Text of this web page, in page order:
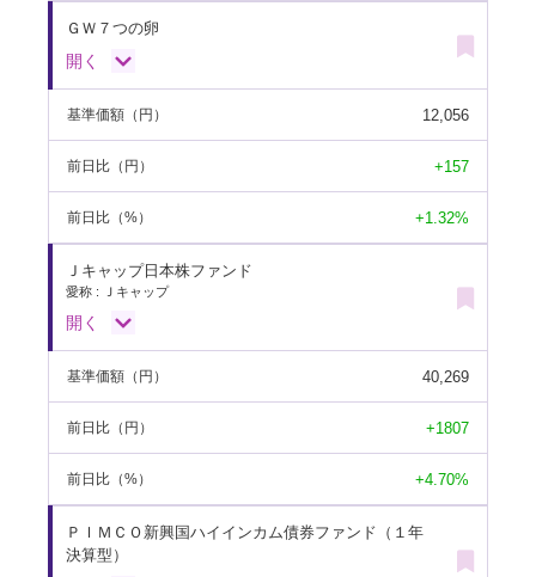
ＧＷ７つの卵
開く
基準価額 （円） 12,056
前日比 （円） +157
前日比 （%） +1.32%
Ｊキャップ日本株ファンド
愛称 : Ｊキャップ
開く
基準価額 （円） 40,269
前日比 （円） +1807
前日比 （%） +4.70%
ＰＩＭＣＯ新興国ハイインカム債券ファンド（１年
決算型）